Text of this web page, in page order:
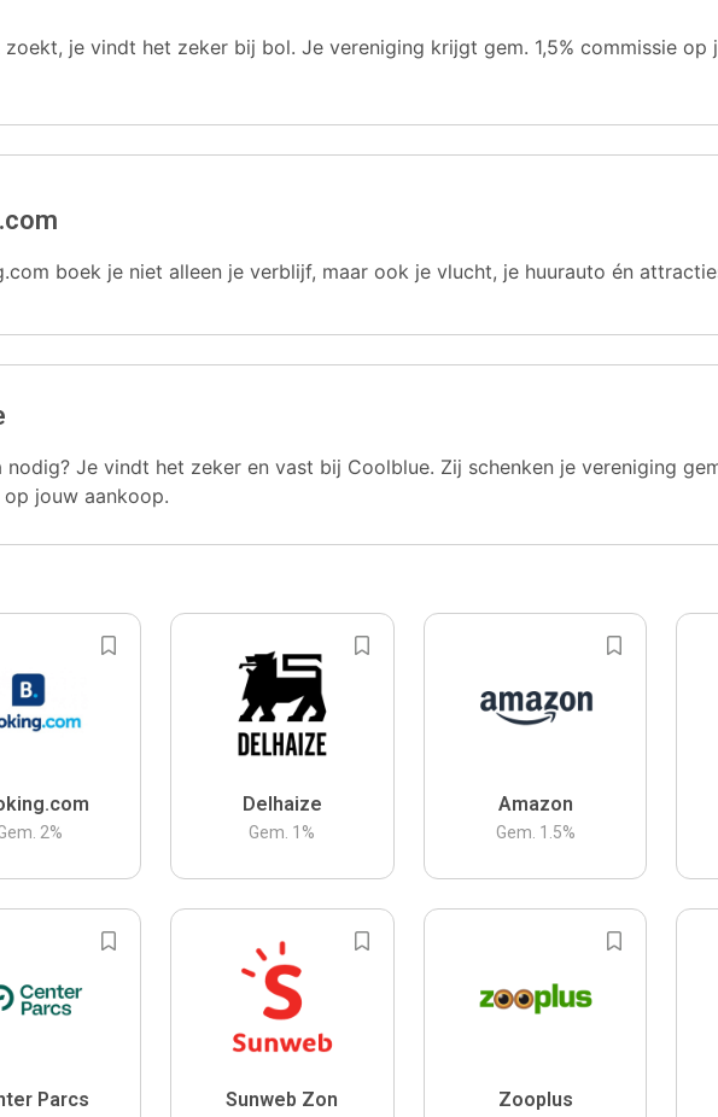
zoekt, je vindt het zeker bij bol. Je vereniging krijgt gem. 1,5% commissie op
boek je niet alleen je verblijf, maar ook je vlucht, je huurauto én
nodig? Je vindt het zeker en vast bij Coolblue. Zij schenken je vereniging
jouw aankoop.
2%
Delhaize
Gem. 1 %
Amazon
Gem. 1.5%
Parcs Sunweb Zon Zooplus